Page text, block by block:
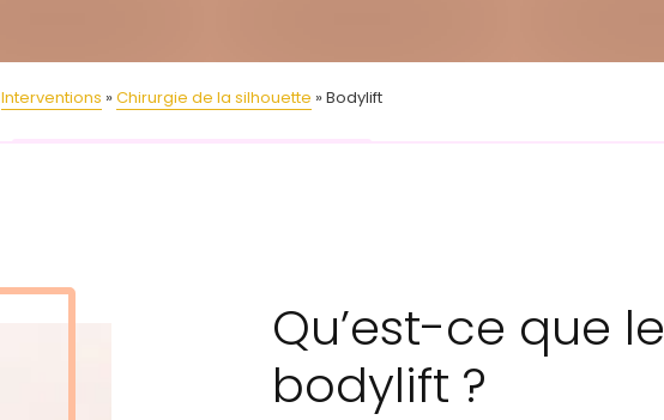
Interventions Chirurgie de la silhouette Bodylift
Qu’est-ce que le
bodylift ?